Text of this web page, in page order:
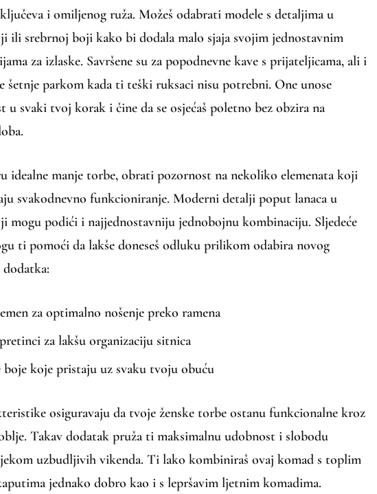
i omiljenog ruža. Možeš odabrati modele s detaljima u
ili srebrnoj boji kako bi dodala malo sjaja svojim jednostavnim
za izlaske. Savršene su za popodnevne kave s prijateljicama, ali i
šetnje parkom kada ti teški ruksaci nisu potrebni. One unose
u svaki tvoj korak i čine da se osjećaš poletno bez obzira na
idealne manje torbe, obrati pozornost na nekoliko elemenata koji
svakodnevno funkcioniranje. Moderni detalji poput lanaca u
mogu podići i najjednostavniju jednobojnu kombinaciju. Sljedeće
ti pomoći da lakše doneseš odluku prilikom odabira novog
za optimalno nošenje preko ramena
za lakšu organizaciju sitnica
koje pristaju uz svaku tvoju obuću
osiguravaju da tvoje ženske torbe ostanu funkcionalne kroz
Takav dodatak pruža ti maksimalnu udobnost i slobodu
uzbudljivih vikenda. Ti lako kombiniraš ovaj komad s toplim
jednako dobro kao i s lepršavim ljetnim komadima.